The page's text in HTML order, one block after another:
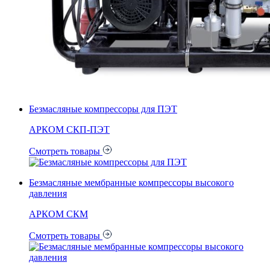
Безмасляные компрессоры для ПЭТ
АРКОМ СКП-ПЭТ
Смотреть товары
Безмасляные мембранные компрессоры высокого
давления
АРКОМ СКМ
Смотреть товары